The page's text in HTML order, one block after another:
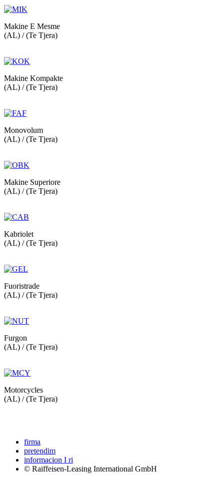
Makine E Mesme
(AL) / (Te Tjera)
Makine Kompakte
(AL) / (Te Tjera)
Monovolum
(AL) / (Te Tjera)
Makine Superiore
(AL) / (Te Tjera)
Kabriolet
(AL) / (Te Tjera)
Fuoristrade
(AL) / (Te Tjera)
Furgon
(AL) / (Te Tjera)
Motorcycles
(AL) / (Te Tjera)
firma
pretendim
informacion I ri
© Raiffeisen-Leasing International GmbH